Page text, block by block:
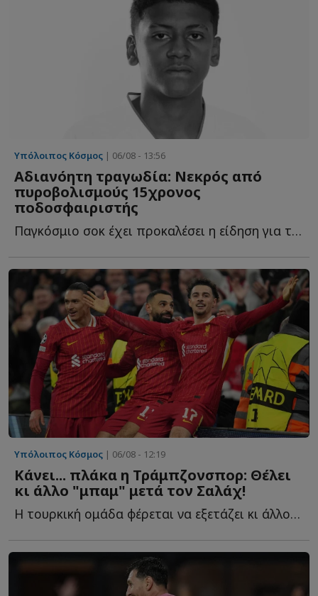
Υπόλοιπος Κόσμος | 06/08 - 13:56
Αδιανόητη τραγωδία: Νεκρός από
πυροβολισμούς 15χρονος
ποδοσφαιριστής
Παγκόσμιο σοκ έχει προκαλέσει η είδηση για την δολοφονία ε...
Υπόλοιπος Κόσμος | 06/08 - 12:19
Κάνει... πλάκα η Τράμπζονσπορ: Θέλει
κι άλλο "μπαμ" μετά τον Σαλάχ!
Η τουρκική ομάδα φέρεται να εξετάζει κι άλλον π...